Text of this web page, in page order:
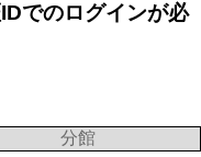
でのログインが必
分館